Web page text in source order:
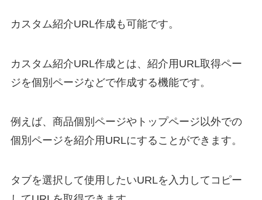
カスタム紹介URL作成も可能です。
カスタム紹介URL作成とは、紹介用URL取得ペー
ジを個別ページなどで作成する機能です。
例えば、商品個別ページやトップページ以外での
個別ページを紹介用URLにすることができます。
タブを選択して使用したいURLを入力してコピー